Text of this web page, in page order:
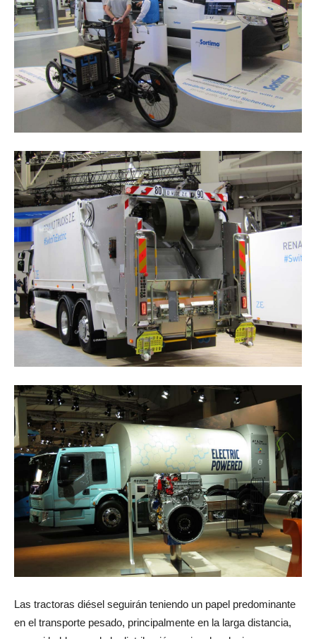
Las tractoras diésel seguirán teniendo un papel predominante
en el transporte pesado, principalmente en la larga distancia,